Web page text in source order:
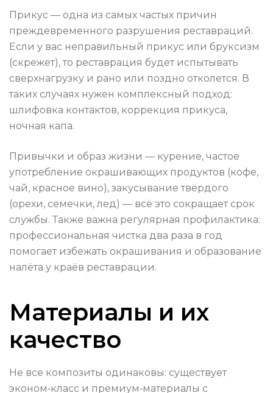
Прикус — одна из самых частых причин
преждевременного разрушения реставраций.
Если у вас неправильный прикус или бруксизм
(скрежет), то реставрация будет испытывать
сверхнагрузку и рано или поздно отколется. В
таких случаях нужен комплексный подход:
шлифовка контактов, коррекция прикуса,
ночная капа.
Привычки и образ жизни — курение, частое
употребление окрашивающих продуктов (кофе,
чай, красное вино), закусывание твёрдого
(орехи, семечки, лед) — всё это сокращает срок
службы. Также важна регулярная профилактика:
профессиональная чистка два раза в год
помогает избежать окрашивания и образование
налёта у краёв реставрации.
Материалы и их
качество
Не все композиты одинаковы: существует
эконом‑класс и премиум‑материалы с